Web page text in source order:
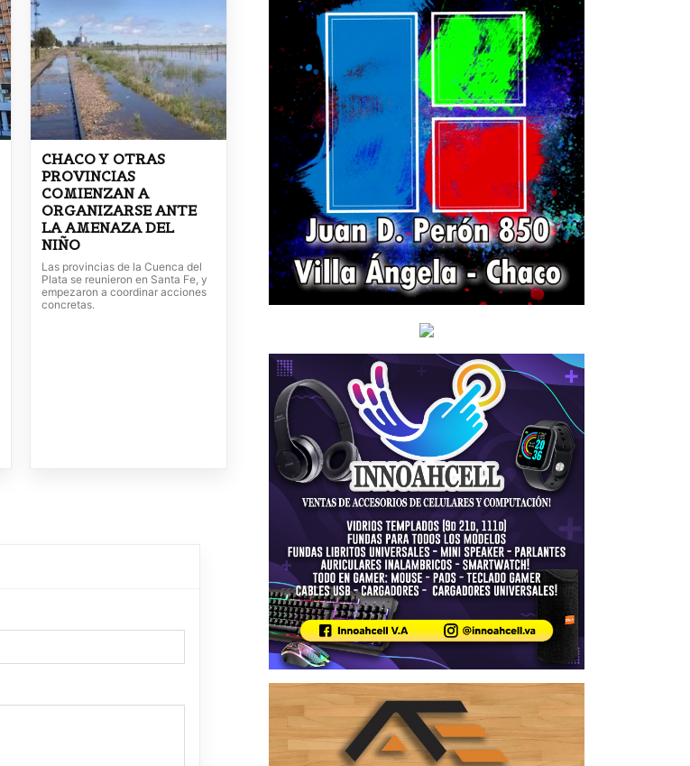
CHACO Y OTRAS
PROVINCIAS
COMIENZAN A
ORGANIZARSE ANTE
LA AMENAZA DEL
NIÑO
Las provincias de la Cuenca del
Plata se reunieron en Santa Fe, y
empezaron a coordinar acciones
concretas.